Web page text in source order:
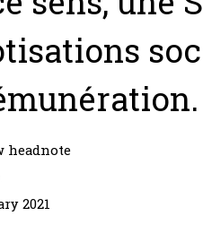
headnote
2021